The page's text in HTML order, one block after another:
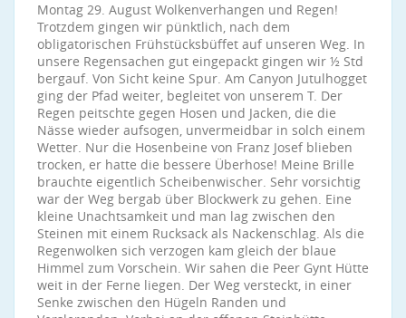
Montag 29. August Wolkenverhangen und Regen!
Trotzdem gingen wir pünktlich, nach dem
obligatorischen Frühstücksbüffet auf unseren Weg. In
unsere Regensachen gut eingepackt gingen wir ½ Std
bergauf. Von Sicht keine Spur. Am Canyon Jutulhogget
ging der Pfad weiter, begleitet von unserem T. Der
Regen peitschte gegen Hosen und Jacken, die die
Nässe wieder aufsogen, unvermeidbar in solch einem
Wetter. Nur die Hosenbeine von Franz Josef blieben
trocken, er hatte die bessere Überhose! Meine Brille
brauchte eigentlich Scheibenwischer. Sehr vorsichtig
war der Weg bergab über Blockwerk zu gehen. Eine
kleine Unachtsamkeit und man lag zwischen den
Steinen mit einem Rucksack als Nackenschlag. Als die
Regenwolken sich verzogen kam gleich der blaue
Himmel zum Vorschein. Wir sahen die Peer Gynt Hütte
weit in der Ferne liegen. Der Weg versteckt, in einer
Senke zwischen den Hügeln Randen und